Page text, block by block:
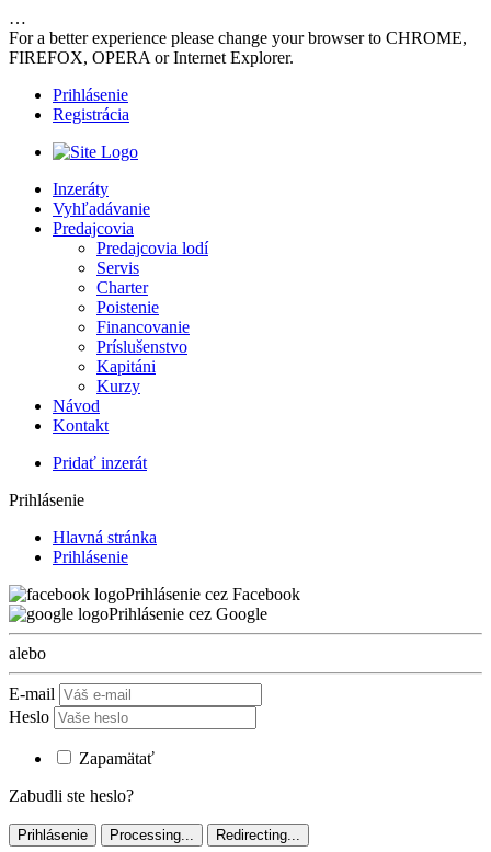
…
For a better experience please change your browser to CHROME,
FIREFOX, OPERA or Internet Explorer.
Prihlásenie
Registrácia
Inzeráty
Vyhľadávanie
Predajcovia
Predajcovia lodí
Servis
Charter
Poistenie
Financovanie
Príslušenstvo
Kapitáni
Kurzy
Návod
Kontakt
Pridať inzerát
Prihlásenie
Hlavná stránka
Prihlásenie
Prihlásenie cez Facebook
Prihlásenie cez Google
alebo
E-mail
Heslo
Zapamätať
Zabudli ste heslo?
Prihlásenie Processing... Redirecting...